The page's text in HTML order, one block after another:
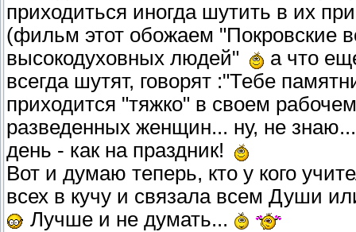
приходиться иногда шутить в их
(фильм этот обожаем "Покровские
высокодуховных людей"
а что
всегда шутят, говорят :"Тебе
приходится "тяжко" в своем
разведенных женщин... ну, не
день - как на праздник!
Вот и думаю теперь, кто у кого
всех в кучу и связала всем Души
Лучше и не думать...